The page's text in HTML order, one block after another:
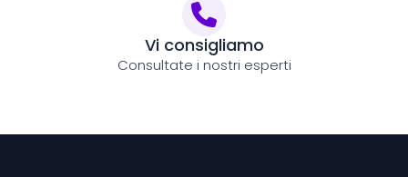
Vi consigliamo
Consultate i nostri esperti